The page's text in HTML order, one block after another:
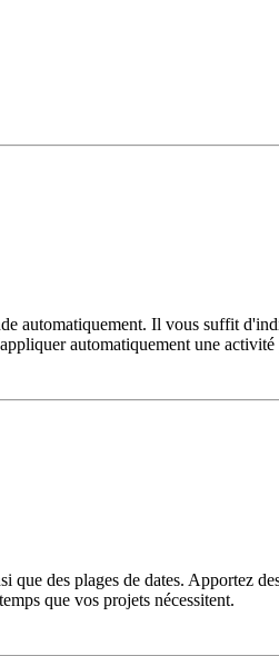
automatiquement. Il vous suffit
automatiquement une
des plages de dates. Apportez
que vos projets nécessitent.